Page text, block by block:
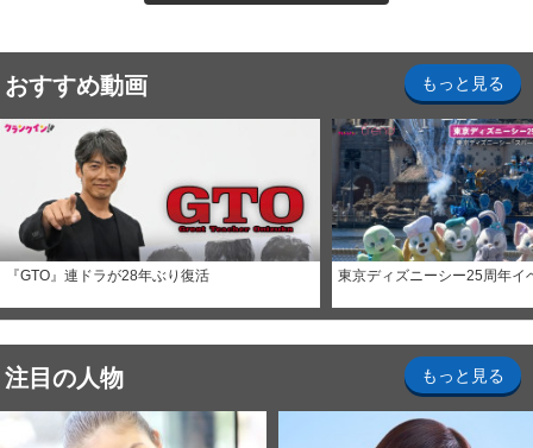
おすすめ動画 もっと見る
『GTO』連ドラが28年ぶり復活 東京ディズニーシー25周年イ
注目の人物 もっと見る